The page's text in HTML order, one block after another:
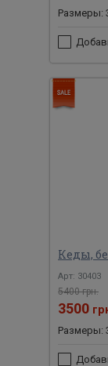
Размеры:
Кеды,
Арт: 30403
5400 грн.
3500
Размеры: